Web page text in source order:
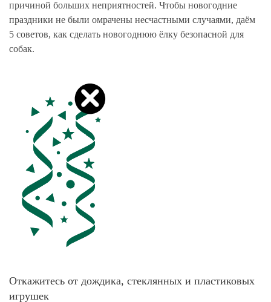
причиной больших неприятностей. Чтобы новогодние
праздники не были омрачены несчастными случаями, даём
5 советов, как сделать новогоднюю ёлку безопасной для
собак.
Откажитесь от дождика, стеклянных и пластиковых
игрушек